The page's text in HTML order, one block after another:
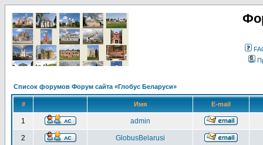
Список форумов Форум сайта «Глобус Беларуси»
# Имя E-mail
1 admin
2 GlobusBelarusi